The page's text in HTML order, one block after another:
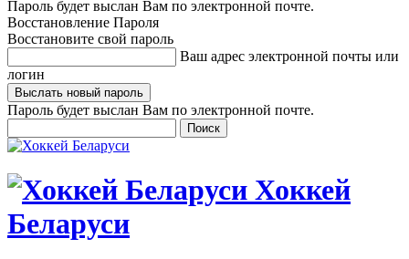
Пароль будет выслан Вам по электронной почте.
Восстановление Пароля
Восстановите свой пароль
Ваш адрес электронной почты или
логин
Пароль будет выслан Вам по электронной почте.
Хоккей
Беларуси